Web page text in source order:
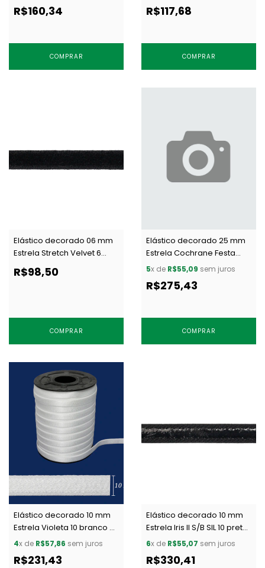
R$160,34
COMPRAR
R$117,68
COMPRAR
Elástico decorado 06 mm
Estrela Stretch Velvet 6
preto c/ 50 m
R$98,50
COMPRAR
Elástico decorado 25 mm
Estrela Cochrane Festa
preto c/ 50 m
5x de R$55,09 sem juros
R$275,43
COMPRAR
Elástico decorado 10 mm
Estrela Violeta 10 branco c/
50 m
4x de R$57,86 sem juros
R$231,43
Elástico decorado 10 mm
Estrela Iris II S/B SIL 10 preto
c/ 50 m
6x de R$55,07 sem juros
R$330,41